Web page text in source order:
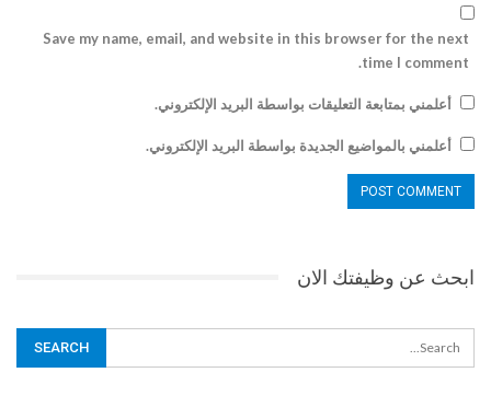
Save my name, email, and website in this browser for the next
time I comment.
أعلمني بمتابعة التعليقات بواسطة البريد الإلكتروني.
أعلمني بالمواضيع الجديدة بواسطة البريد الإلكتروني.
ابحث عن وظيفتك الان